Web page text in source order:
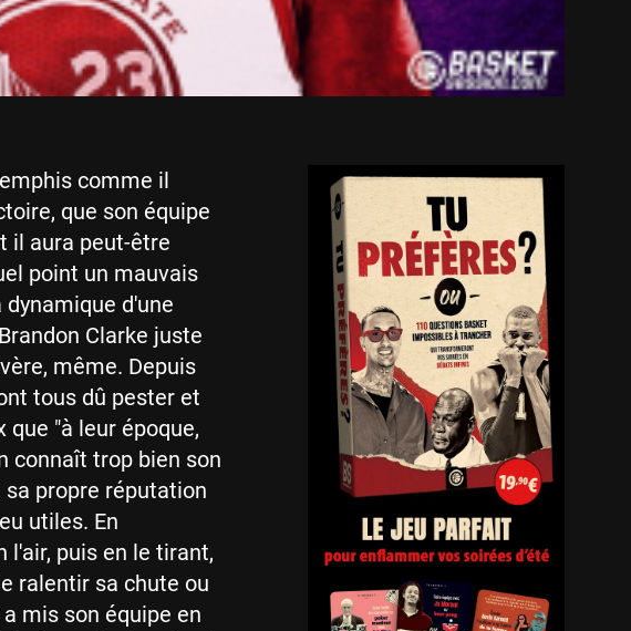
comme il
que son équipe
il aura peut-être
point un mauvais
d'une
Clarke juste
même. Depuis
tous dû pester et
"à leur époque,
connaît trop bien son
propre réputation
utiles. En
l'air, puis en le tirant,
ralentir sa chute ou
mis son équipe en